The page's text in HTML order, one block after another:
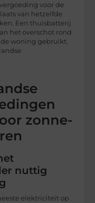
voor de
van hetzelfde
Een thuisbatterij
het overschot rond
woning gebruikt.
zonne-
nuttig
elektriciteit op